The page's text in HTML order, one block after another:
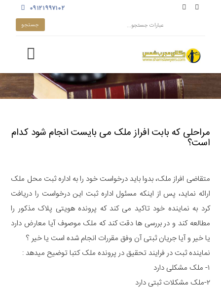
۰۹۱۲۱۹۹۷۱۰۲
مراحلی که بابت افراز ملک می بایست انجام شود کدام
است؟
متقاضی افراز ملک، بدوا باید درخواست خود را به اداره ثبت محل ملک
ارائه نماید، پس از اینکه مسئول اداره ثبت این درخواست را دریافت
کرد به نماینده خود تاکید می کند که پرونده هویتی پلاک مذکور را
مطالعه کند و در بررسی ها دقت کند که ملک موصوف آیا معارض دارد
یا خیر و آیا جریان ثبتی آن وفق مقررات انجام شده است یا خیر ؟
نماینده ثبت در فرایند تحقیق در پرونده ملک کتبا توضیح میدهد :
۱- ملک مشکلی دارد
۲-ملک مشکلات ثبتی دارد